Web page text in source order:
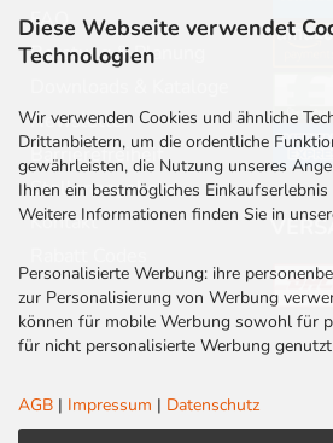
Diese Webseite verwendet
Technologien
Wir verwenden Cookies und ähnliche
Drittanbietern, um die ordentliche
gewährleisten, die Nutzung unseres
Ihnen ein bestmögliches
Weitere Informationen finden Sie in
Personalisierte Werbung: ihre
zur Personalisierung von Werbung
können für mobile Werbung sowohl für
für nicht personalisierte Werbung
AGB | Impressum | Datenschutz
FAQ
Beratung & Planung
Newsletter
Barrierefreiheit
Stellenangebote
Kontakt